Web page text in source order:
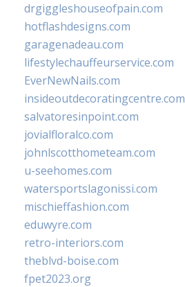
drgiggleshouseofpain.com
hotflashdesigns.com
garagenadeau.com
lifestylechauffeurservice.com
EverNewNails.com
insideoutdecoratingcentre.com
salvatoresinpoint.com
jovialfloralco.com
johnlscotthometeam.com
u-seehomes.com
watersportslagonissi.com
mischieffashion.com
eduwyre.com
retro-interiors.com
theblvd-boise.com
fpet2023.org